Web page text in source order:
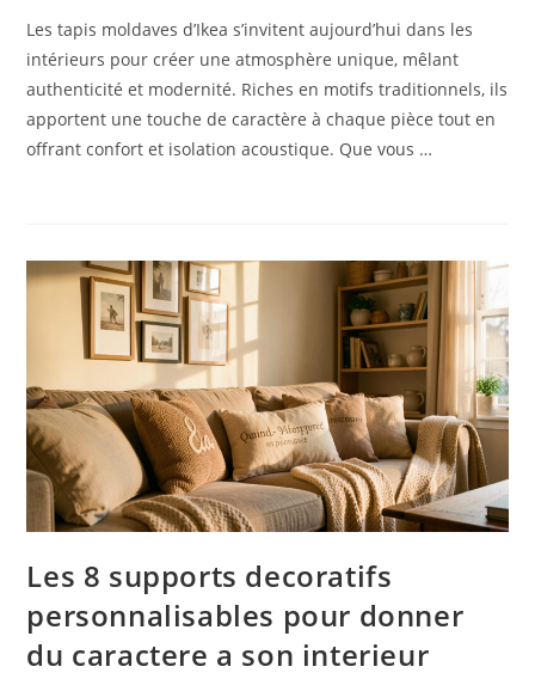
Les tapis moldaves d’Ikea s’invitent aujourd’hui dans les
intérieurs pour créer une atmosphère unique, mêlant
authenticité et modernité. Riches en motifs traditionnels, ils
apportent une touche de caractère à chaque pièce tout en
offrant confort et isolation acoustique. Que vous …
Les 8 supports decoratifs
personnalisables pour donner
du caractere a son interieur